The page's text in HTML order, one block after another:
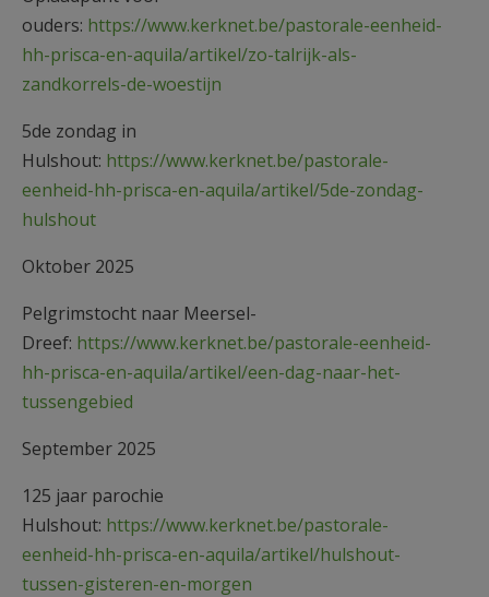
ouders: https://www.kerknet.be/pastorale-eenheid-
hh-prisca-en-aquila/artikel/zo-talrijk-als-
zandkorrels-de-woestijn
5de zondag in
Hulshout: https://www.kerknet.be/pastorale-
eenheid-hh-prisca-en-aquila/artikel/5de-zondag-
hulshout
Oktober 2025
Pelgrimstocht naar Meersel-
Dreef: https://www.kerknet.be/pastorale-eenheid-
hh-prisca-en-aquila/artikel/een-dag-naar-het-
tussengebied
September 2025
125 jaar parochie
Hulshout: https://www.kerknet.be/pastorale-
eenheid-hh-prisca-en-aquila/artikel/hulshout-
tussen-gisteren-en-morgen